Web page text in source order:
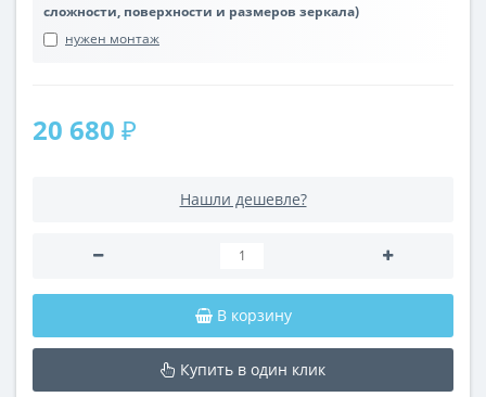
сложности, поверхности и размеров зеркала)
нужен монтаж
20 680 ₽
Нашли дешевле?
В корзину
Купить в один клик